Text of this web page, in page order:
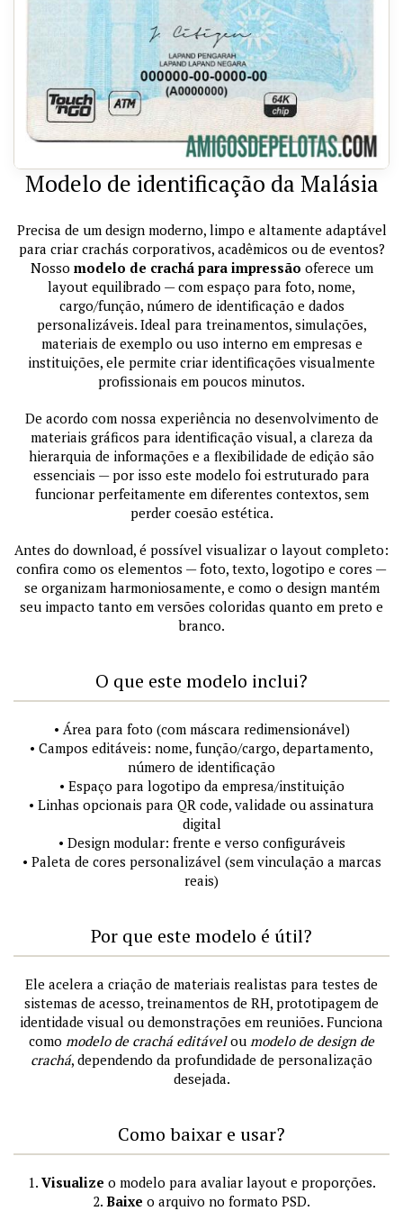
Modelo de identificação da Malásia
Precisa de um design moderno, limpo e altamente adaptável
para criar crachás corporativos, acadêmicos ou de eventos?
Nosso modelo de crachá para impressão oferece um
layout equilibrado — com espaço para foto, nome,
cargo/função, número de identificação e dados
personalizáveis. Ideal para treinamentos, simulações,
materiais de exemplo ou uso interno em empresas e
instituições, ele permite criar identificações visualmente
profissionais em poucos minutos.
De acordo com nossa experiência no desenvolvimento de
materiais gráficos para identificação visual, a clareza da
hierarquia de informações e a flexibilidade de edição são
essenciais — por isso este modelo foi estruturado para
funcionar perfeitamente em diferentes contextos, sem
perder coesão estética.
Antes do download, é possível visualizar o layout completo:
confira como os elementos — foto, texto, logotipo e cores —
se organizam harmoniosamente, e como o design mantém
seu impacto tanto em versões coloridas quanto em preto e
branco.
O que este modelo inclui?
• Área para foto (com máscara redimensionável)
• Campos editáveis: nome, função/cargo, departamento,
número de identificação
• Espaço para logotipo da empresa/instituição
• Linhas opcionais para QR code, validade ou assinatura
digital
• Design modular: frente e verso configuráveis
• Paleta de cores personalizável (sem vinculação a marcas
reais)
Por que este modelo é útil?
Ele acelera a criação de materiais realistas para testes de
sistemas de acesso, treinamentos de RH, prototipagem de
identidade visual ou demonstrações em reuniões. Funciona
como modelo de crachá editávelou modelo de design de
crachá, dependendo da profundidade de personalização
desejada.
Como baixar e usar?
1. Visualize o modelo para avaliar layout e proporções.
2. Baixe o arquivo no formato PSD.